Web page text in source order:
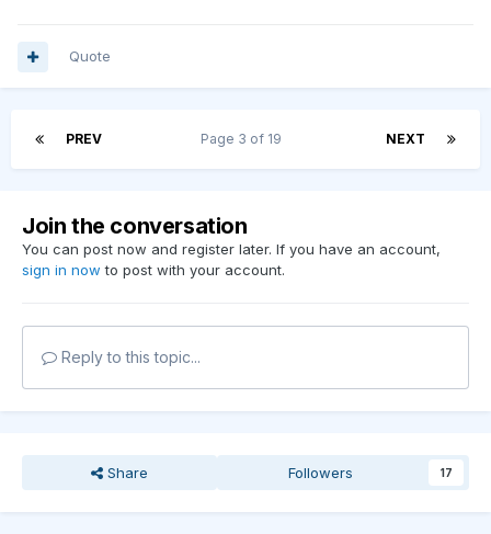
Quote
PREV NEXT
Page 3 of 19
Join the conversation
You can post now and register later. If you have an account,
sign in now to post with your account.
Reply to this topic...
Share Followers 17